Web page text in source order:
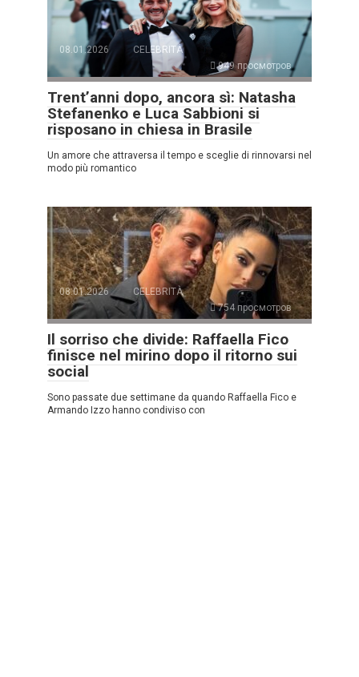
08.01.2026
CELEBRITÀ
949 просмотров
Trent’anni dopo, ancora sì: Natasha
Stefanenko e Luca Sabbioni si
risposano in chiesa in Brasile
Un amore che attraversa il tempo e sceglie di rinnovarsi nel
modo più romantico
08.01.2026
CELEBRITÀ
754 просмотров
Il sorriso che divide: Raffaella Fico
finisce nel mirino dopo il ritorno sui
social
Sono passate due settimane da quando Raffaella Fico e
Armando Izzo hanno condiviso con